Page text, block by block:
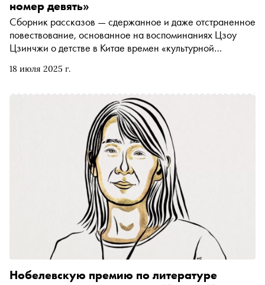
18 июля 2025 г.
номер девять»
Сборник рассказов — сдержанное и даже отстраненное
повествование, основанное на воспоминаниях Цзоу
Цзинчжи о детстве в Китае времен «культурной
Международной Букеровской премии. В России книга
Козловой. «Сноб» публикует отрывок
Нобелевскую премию по литературе